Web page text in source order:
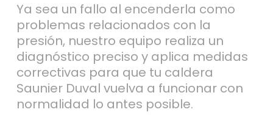
Ya sea un fallo al encenderla como
problemas relacionados con la
presión, nuestro equipo realiza un
diagnóstico preciso y aplica medidas
correctivas para que tu caldera
Saunier Duval vuelva a funcionar con
normalidad lo antes posible.